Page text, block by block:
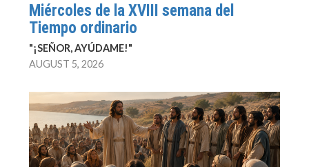
Miércoles de la XVIII semana del
Tiempo ordinario
"¡SEÑOR, AYÚDAME!"
AUGUST 5, 2026